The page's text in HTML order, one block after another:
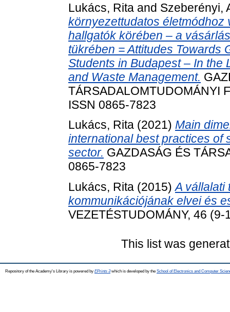
Lukács, Rita and Szeberényi,
környezettudatos
hallgatók körében – a
tükrében = Attitudes Towards
Students in Budapest – In the
and Waste Management.
TÁRSADALOMTUDOMÁNYI
ISSN 0865-7823
Lukács, Rita (2021) Main
international best practices of
sector. GAZDASÁG ÉS
0865-7823
Lukács, Rita (2015)A vállalati
kommunikációjának elvei és
VEZETÉSTUDOMÁNY, 46
This list was
Repository of the Academy's Library is powered by EPrints 3which is developed by the School of Electronics and Computer